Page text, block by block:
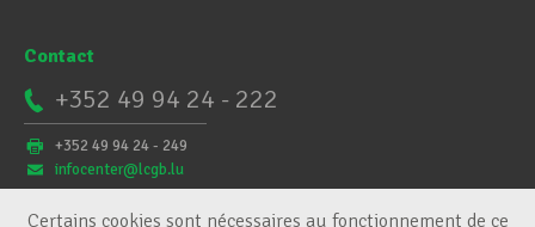
Contact
+352 49 94 24 - 222
+352 49 94 24 - 249
infocenter@lcgb.lu
Certains cookies sont nécessaires au fonctionnement de ce